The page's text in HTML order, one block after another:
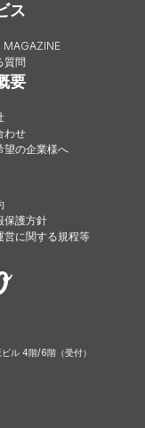
ス
MAGAZINE
質問
要
わせ
望の企業様へ
保護方針
営に関する規程等
ル 4階/6階（受付）